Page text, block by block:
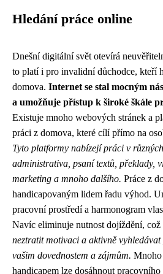
Hledání práce online
Dnešní digitální svět otevírá
to platí i pro invalidní důchodce, kteří
domova. Internet se stal mocným
a umožňuje přístup k široké škále
Existuje mnoho webových stránek a
práci z domova, které cílí přímo na
Tyto platformy nabízejí práci v
administrativa, psaní textů, překlady,
marketing a mnoho dalšího. Práce z
handicapovaným lidem řadu výhod.
pracovní prostředí a harmonogram
Navíc eliminuje nutnost dojíždění, což
neztratit motivaci a aktivně
vašim dovednostem a zájmům. Mnoho
handicapem lze dosáhnout